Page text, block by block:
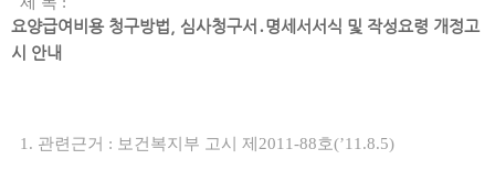
요양급여비용 청구방법, 심사청구서․명세서서식 및 작성요령 개정고
시 안내
1. 관련근거 : 보건복지부 고시 제2011-88호(’11.8.5)